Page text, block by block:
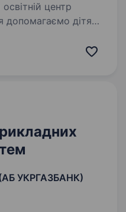
центр
дітям і
(АБ УКРГАЗБАНК)